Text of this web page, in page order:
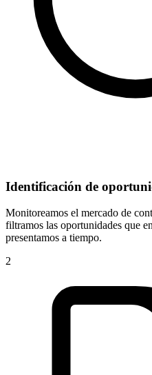
Identificación de
Monitoreamos el mercado de
filtramos las oportunidades que
presentamos a tiempo.
2